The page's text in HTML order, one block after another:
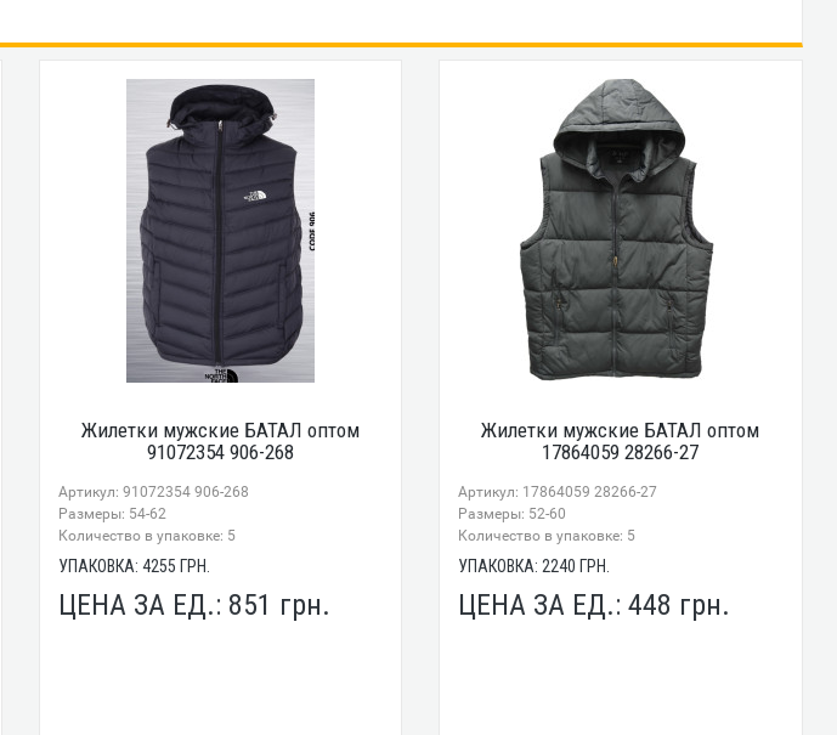
Жилетки мужские БАТАЛ оптом
91072354 906-268
Артикул: 91072354 906-268
Размеры: 54-62
Количество в упаковке: 5
УПАКОВКА: 4255 ГРН.
ЦЕНА ЗА ЕД.: 851 грн.
Жилетки мужские БАТАЛ оптом
17864059 28266-27
Артикул: 17864059 28266-27
Размеры: 52-60
Количество в упаковке: 5
УПАКОВКА: 2240 ГРН.
ЦЕНА ЗА ЕД.:448 грн.